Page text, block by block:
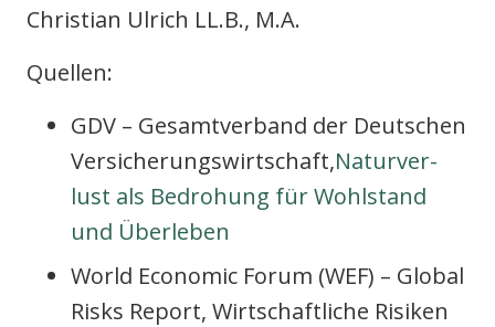
Chris­ti­an Ulrich LL.B., M.A.
Quel­len:
GDV – Gesamt­ver­band der Deut­schen
Ver­si­che­rungs­wirt­schaft,Natur­ver­
lust als Bedro­hung für Wohl­stand
und Über­le­ben
World Eco­no­mic Forum (WEF) – Glo­bal
Risks Report, Wirt­schaft­li­che Risi­ken